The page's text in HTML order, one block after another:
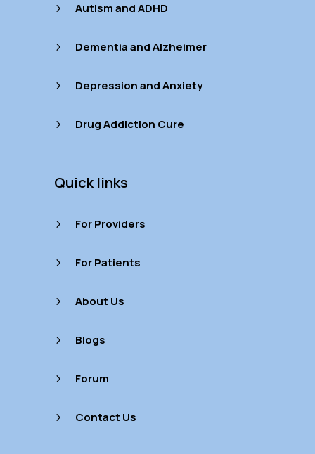
5 Autism and ADHD
5 Dementia and Alzheimer
5 Depression and Anxiety
5 Drug Addiction Cure
Quick links
5 For Providers
5 For Patients
5 About Us
5 Blogs
5 Forum
5 Contact Us